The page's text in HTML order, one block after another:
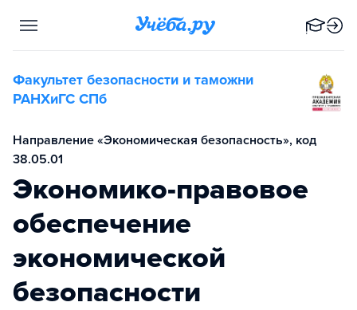
Факультет безопасности и таможни
РАНХиГС СПб
Направление «Экономическая безопасность», код
38.05.01
Экономико-правовое
обеспечение
экономической
безопасности